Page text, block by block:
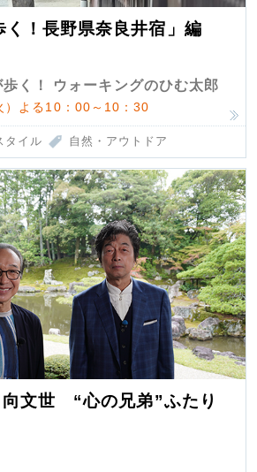
く！長野県奈良井宿」編
く！ ウォーキングのひむ太郎
）よる10：00～10：30
タイル 自然・アウトドア
文世 “心の兄弟”ふたり